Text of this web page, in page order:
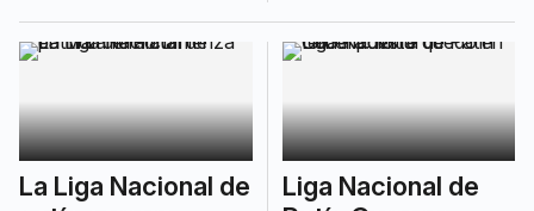
La Liga Nacional de
Liga Nacional de